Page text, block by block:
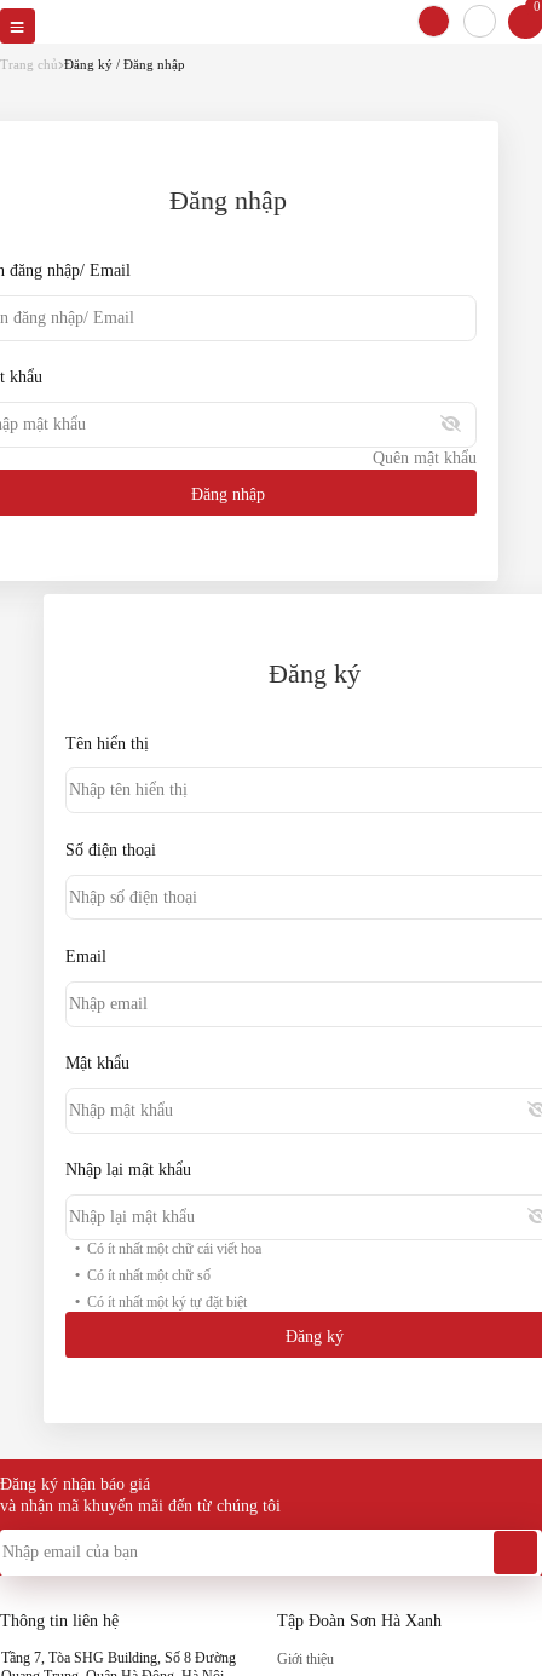
0
Trang chủ Đăng ký / Đăng nhập
Đăng nhập
đăng nhập/ Email
khẩu
Quên mật khẩu
Đăng nhập
Đăng ký
Tên hiển thị
Số điện thoại
Email
Mật khẩu
Nhập lại mật khẩu
Có ít nhất một chữ cái viết hoa
Có ít nhất một chữ số
Có ít nhất một ký tự đặt biệt
Đăng ký
khẩu
Đăng ký nhận báo giá
và nhận mã khuyến mãi đến từ chúng tôi
Thông tin liên hệ
Tầng 7, Tòa SHG Building, Số 8 Đường
Tập Đoàn Sơn Hà Xanh
Giới thiệu